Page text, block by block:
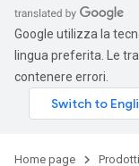
Google utilizza la
lingua preferita. Le
contenere errori.
Home page Prodotti